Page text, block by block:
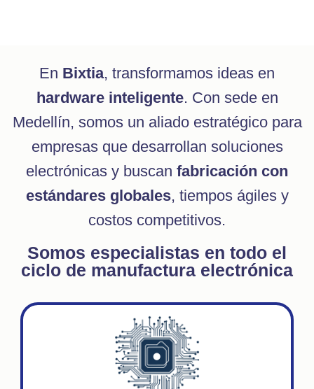
En Bixtia, transformamos ideas en
hardware inteligente. Con sede en
Medellín, somos un aliado estratégico para
empresas que desarrollan soluciones
electrónicas y buscan fabricación con
estándares globales, tiempos ágiles y
costos competitivos.
Somos especialistas en todo el
ciclo de manufactura electrónica